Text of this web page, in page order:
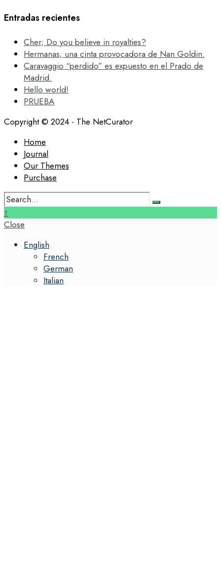
Entradas recientes
Cher; Do you believe in royalties?
Hermanas; una cinta provocadora de Nan Goldin.
Caravaggio “perdido” es expuesto en el Prado de
Madrid.
Hello world!
PRUEBA
Copyright © 2024 - The NetCurator
Home
Journal
Our Themes
Purchase
Search
for:
Close
Search
↑
Close
English
French
German
Italian